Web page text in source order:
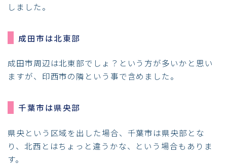
しました。
成田市は北東部
成田市周辺は北東部でしょ？という方が多いかと思い
ますが、印西市の隣という事で含めました。
千葉市は県央部
県央という区域を出した場合、千葉市は県央部とな
り、北西とはちょっと違うかな、という場合もありま
す。